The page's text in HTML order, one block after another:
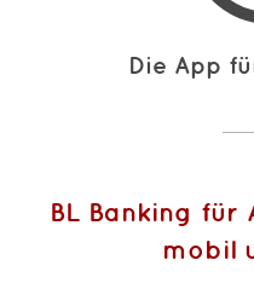
Die App
BL Banking für
mobil